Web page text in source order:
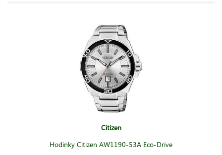
Citizen
Hodinky Citizen AW1190-53A Eco-Drive